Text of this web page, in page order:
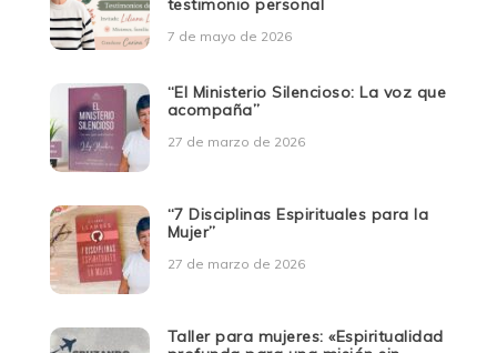
testimonio personal
7 de mayo de 2026
“El Ministerio Silencioso: La voz que
acompaña”
27 de marzo de 2026
“7 Disciplinas Espirituales para la
Mujer”
27 de marzo de 2026
Taller para mujeres: «Espiritualidad